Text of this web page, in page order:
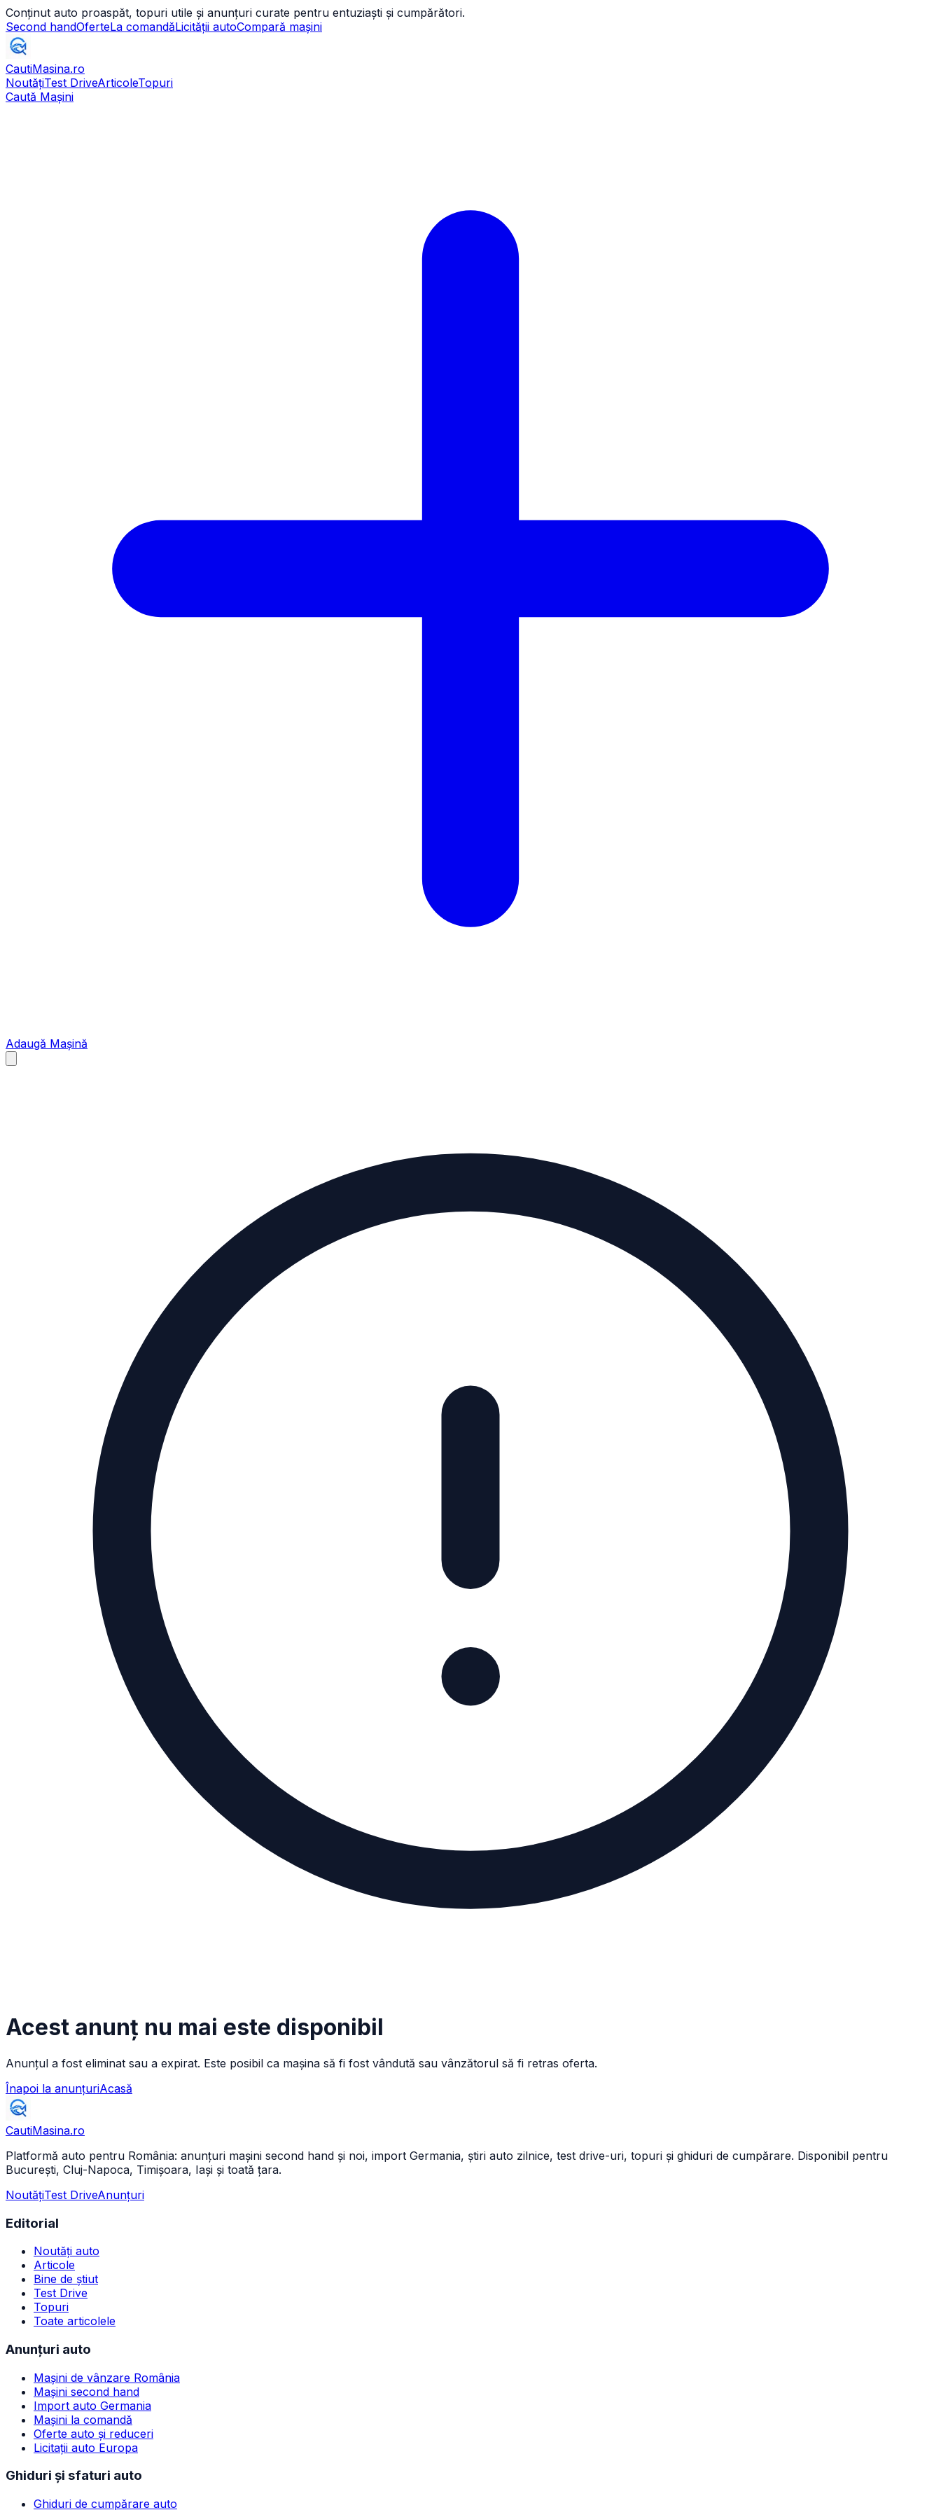
Conținut auto proaspăt, topuri utile și anunțuri curate pentru entuziaști și cumpărători.
Second handOferteLa comandăLicității autoCompară mașini
CautiMasina.ro
NoutățiTest DriveArticoleTopuri
Caută Mașini
Adaugă Mașină
Acest anunț nu mai este disponibil
Anunțul a fost eliminat sau a expirat. Este posibil ca mașina să fi fost vândută sau vânzătorul să fi retras oferta.
Înapoi la anunțuriAcasă
CautiMasina.ro
Platformă auto pentru România: anunțuri mașini second hand și noi, import Germania, știri auto zilnice, test drive-uri, topuri și ghiduri de cumpărare. Disponibil pentru
București, Cluj-Napoca, Timișoara, Iași și toată țara.
NoutățiTest DriveAnunțuri
Editorial
Noutăți auto
Articole
Bine de știut
Test Drive
Topuri
Toate articolele
Anunțuri auto
Mașini de vânzare România
Mașini second hand
Import auto Germania
Mașini la comandă
Oferte auto și reduceri
Licitații auto Europa
Ghiduri și sfaturi auto
Ghiduri de cumpărare auto